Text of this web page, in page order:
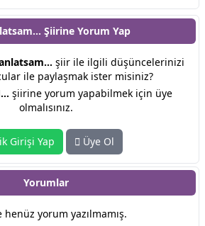
Şiirine Yorum Yap
şiir ile ilgili düşüncelerinizi
ile paylaşmak ister misiniz?
şiirine yorum yapabilmek için üye
olmalısınız.
Girişi Yap Üye Ol
Yorumlar
henüz yorum yazılmamış.